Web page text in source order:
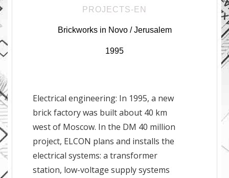
PROJECTS-EN
Brickworks in Novo / Jerusalem
1995
Electrical engineering: In 1995, a new
brick factory was built about 40 km
west of Moscow. In the DM 40 million
project, ELCON plans and installs the
electrical systems: a transformer
station, low-voltage supply systems